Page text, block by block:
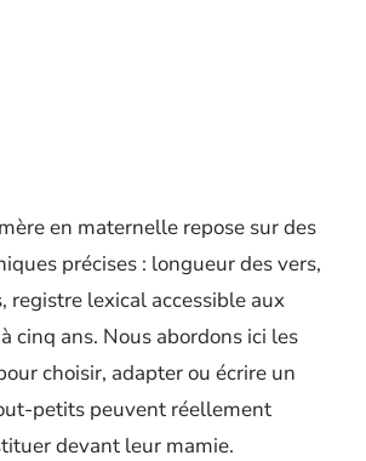
en maternelle repose sur des
précises : longueur des vers,
registre lexical accessible aux
cinq ans. Nous abordons ici les
choisir, adapter ou écrire un
petits peuvent réellement
devant leur mamie.